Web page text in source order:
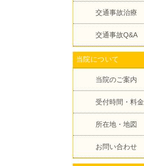
交通事故治療
交通事故Q&A
当院について
当院のご案内
受付時間・料金
所在地・地図
お問い合わせ